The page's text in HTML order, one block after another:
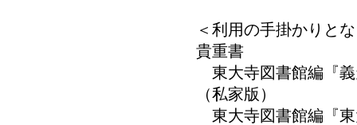
＜利用の手掛かりと
貴重書
東大寺図書館編『
（私家版）
東大寺図書館編『